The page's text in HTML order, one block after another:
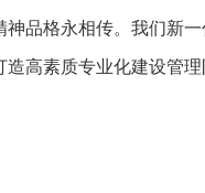
神品格永相传。我们新
造高素质专业化建设管